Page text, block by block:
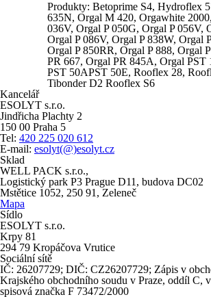
Produkty: Betoprime S4, Hydroflex
635N, Orgal M 420, Orgawhite
036V, Orgal P 050G, Orgal P 056V,
Orgal P 086V, Orgal P 838W, Orgal
Orgal P 850RR, Orgal P 888, Orgal
PR 667, Orgal PR 845A, Orgal PST
PST 50APST 50E, Rooflex 28,
Tibonder D2 Rooflex S6
Kancelář
ESOLYT s.r.o.
Jindřicha Plachty 2
150 00 Praha 5
Tel: 420 225 020 612
E-mail: esolyt(@)esolyt.cz
Sklad
WELL PACK s.r.o.,
Logistický park P3 Prague D11, budova DC02
Mstětice 1052, 250 91, Zeleneč
Mapa
Sídlo
ESOLYT s.r.o.
Krpy 81
294 79 Kropáčova Vrutice
Sociální sítě
IČ: 26207729; DIČ: CZ26207729; Zápis v
Krajského obchodního soudu v Praze, oddíl C,
spisová značka F 73472/2000